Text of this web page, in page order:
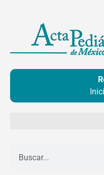
contenido